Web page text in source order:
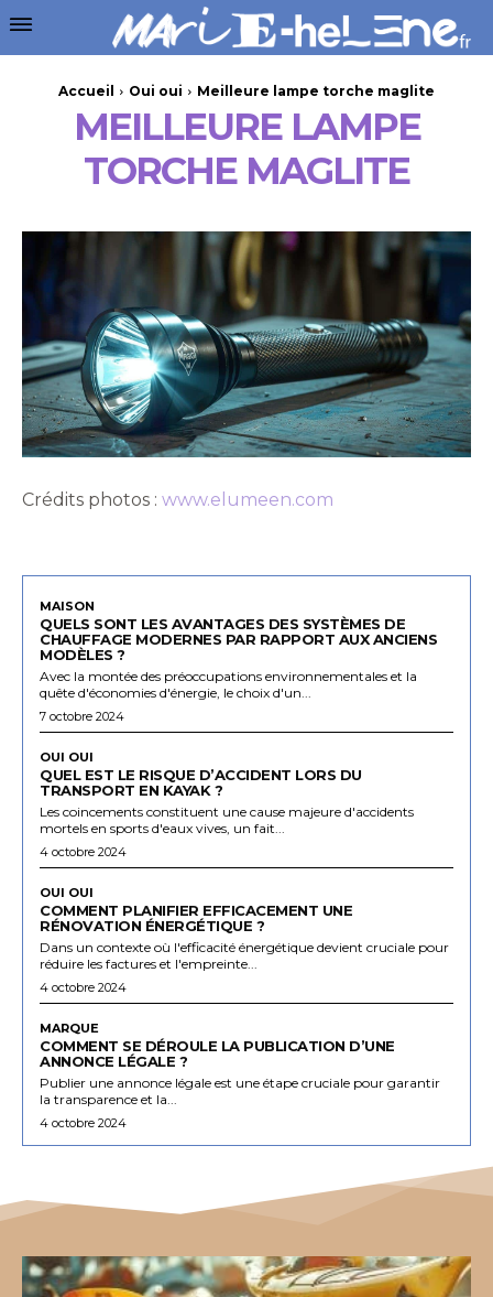
Accueil Oui oui Meilleure lampe torche maglite
MEILLEURE LAMPE
TORCHE MAGLITE
Crédits photos : www.elumeen.com
MAISON
QUELS SONT LES AVANTAGES DES SYSTÈMES DE
CHAUFFAGE MODERNES PAR RAPPORT AUX ANCIENS
MODÈLES ?
Avec la montée des préoccupations environnementales et la
quête d'économies d'énergie, le choix d'un...
7 octobre 2024
OUI OUI
QUEL EST LE RISQUE D’ACCIDENT LORS DU
TRANSPORT EN KAYAK ?
Les coincements constituent une cause majeure d'accidents
mortels en sports d'eaux vives, un fait...
4 octobre 2024
OUI OUI
COMMENT PLANIFIER EFFICACEMENT UNE
RÉNOVATION ÉNERGÉTIQUE ?
Dans un contexte où l'efficacité énergétique devient cruciale pour
réduire les factures et l'empreinte...
4 octobre 2024
MARQUE
COMMENT SE DÉROULE LA PUBLICATION D’UNE
ANNONCE LÉGALE ?
Publier une annonce légale est une étape cruciale pour garantir
la transparence et la...
4 octobre 2024